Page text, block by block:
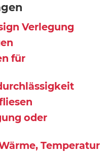
Verlegung
für
oder
Temperatur